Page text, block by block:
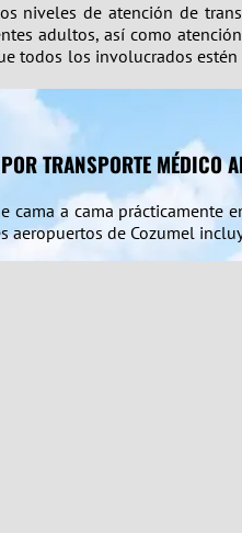
niveles de atención de
adultos, así como
todos los involucrados
TRANSPORTE MÉDICO
a cama prácticamente
aeropuertos de Cozumel